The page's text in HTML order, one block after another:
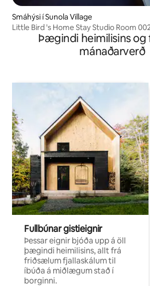
Smáhýsi í Sunola Village
Little Bird 's Home Stay Studio Room
Þægindi heimilisins
mánaðarverð
Fullbúnar gistieignir
Þessar eignir bjóða upp á öll
þægindi heimilisins, allt frá
friðsælum fjallaskálum til
íbúða á miðlægum stað í
borginni.